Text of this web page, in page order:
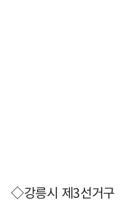
◇강릉시 제3선거구